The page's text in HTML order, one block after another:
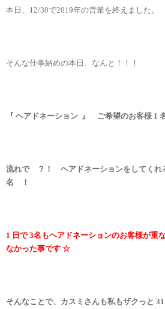
本日、12/30で2019年の営業を終えました。
そんな仕事納めの本日、なんと！！！
『 ヘアドネーション 』 ご希望のお客様 1
流れで ？！ ヘアドネーションをしてくれ
名 ！
1 日で 3名もヘアドネーションのお客様が重
なかった事です ☆
そんなことで、カスミさんも私もザクっと